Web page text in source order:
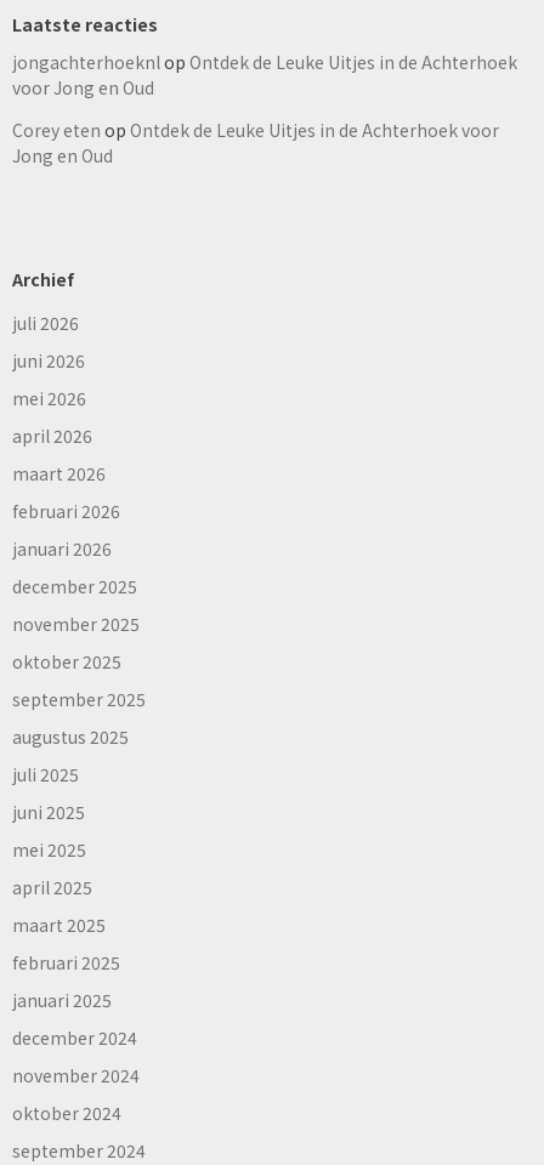
Laatste reacties
jongachterhoeknl op Ontdek de Leuke Uitjes in de Achterhoek
voor Jong en Oud
Corey eten op Ontdek de Leuke Uitjes in de Achterhoek voor
Jong en Oud
Archief
juli 2026
juni 2026
mei 2026
april 2026
maart 2026
februari 2026
januari 2026
december 2025
november 2025
oktober 2025
september 2025
augustus 2025
juli 2025
juni 2025
mei 2025
april 2025
maart 2025
februari 2025
januari 2025
december 2024
november 2024
oktober 2024
september 2024